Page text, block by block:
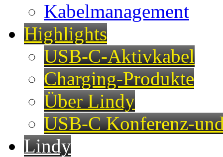
Kabelmanagement
Highlights
USB-C-Aktivkabel
Charging-Produkte
Über Lindy
USB-C Konferenz-
Lindy